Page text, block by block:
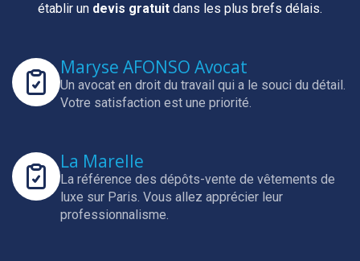
établir un devis gratuit dans les plus brefs délais.
Maryse AFONSO Avocat
Un avocat en droit du travail qui a le souci du détail.
Votre satisfaction est une priorité.
La Marelle
La référence des dépôts-vente de vêtements de
luxe sur Paris. Vous allez apprécier leur
professionnalisme.